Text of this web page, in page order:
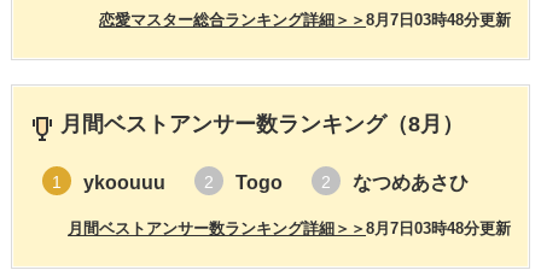
8月7日03時48分更新
恋愛マスター総合ランキング詳細＞＞
月間ベストアンサー数ランキング（8月）
1 ykoouuu 2 Togo 2 なつめあさひ
8月7日03時48分更新
月間ベストアンサー数ランキング詳細＞＞